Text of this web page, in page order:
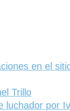
en el
Trillo
luchador por